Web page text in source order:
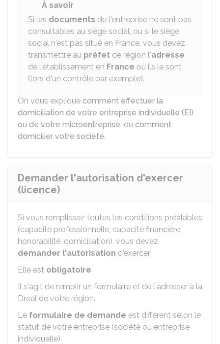
À savoir
Si les documents de l'entreprise ne sont pas
consultables au siège social, ou si le siège
social n'est pas situé en France, vous devez
transmettre au préfet de région l'adresse
de l'établissement en France où ils le sont
(lors d'un contrôle par exemple).
On vous explique comment effectuer la
domiciliation de votre entreprise individuelle (EI)
ou de votre microentreprise, ou comment
domicilier votre société.
Demander l'autorisation d'exercer
(licence)
Si vous remplissez toutes les conditions préalables
(capacité professionnelle, capacité financière,
honorabilité, domiciliation), vous devez
demander l'autorisation d'exercer.
Elle est obligatoire.
Il s'agit de remplir un formulaire et de l'adresser à la
Dreal de votre région.
Le formulaire de demande est différent selon le
statut de votre entreprise (société ou entreprise
individuelle).